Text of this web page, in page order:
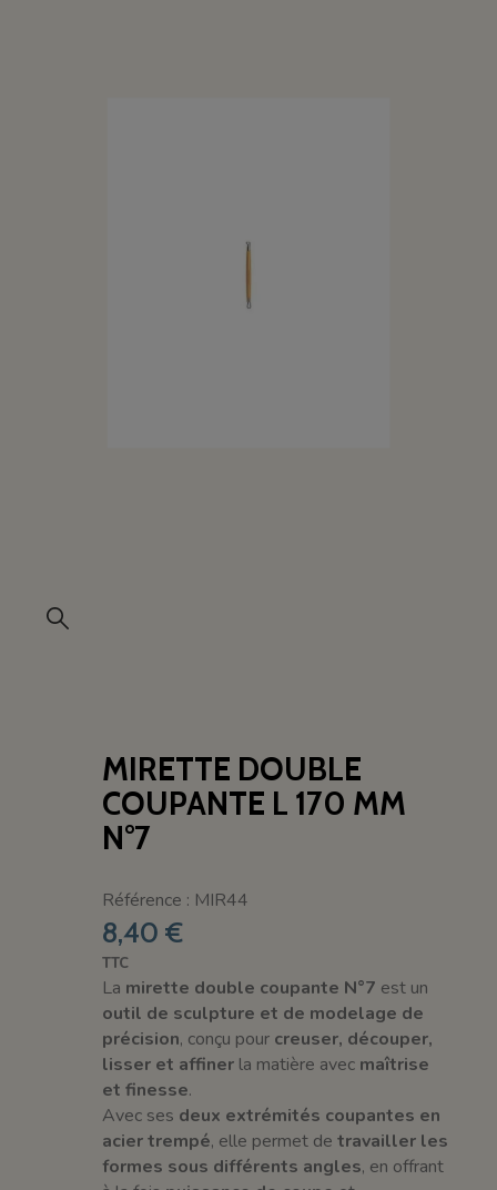
MIRETTE DOUBLE
COUPANTE L 170 MM
N°7
Référence : MIR44
8,40 €
TTC
La mirette double coupante N°7 est un
outil de sculpture et de modelage de
précision, conçu pour creuser, découper,
lisser et affiner la matière avec maîtrise
et finesse.
Avec ses deux extrémités coupantes en
acier trempé, elle permet detravailler les
formes sous différents angles, en offrant